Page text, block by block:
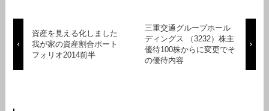
資産を見える化しました
我が家の資産割合ポート
フォリオ2014前半
三重交通グループホール
ディングス （3232）株主
優待100株からに変更でそ
の優待内容